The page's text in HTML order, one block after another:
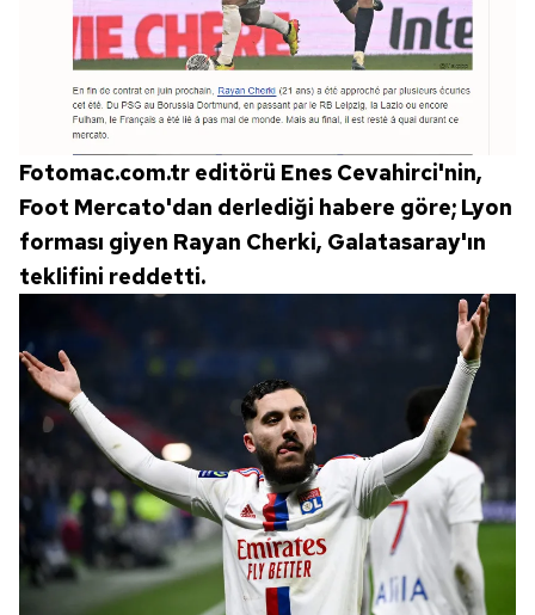
almak için lütfentıklayınız.
Fotomac.com.tr editörü Enes Cevahirci'nin,
Foot Mercato'dan derlediği habere göre; Lyon
forması giyen Rayan Cherki, Galatasaray'ın
teklifini reddetti.